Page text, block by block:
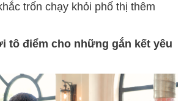
trốn chạy khỏi phố thị thêm
tô điểm cho những gắn kết yêu